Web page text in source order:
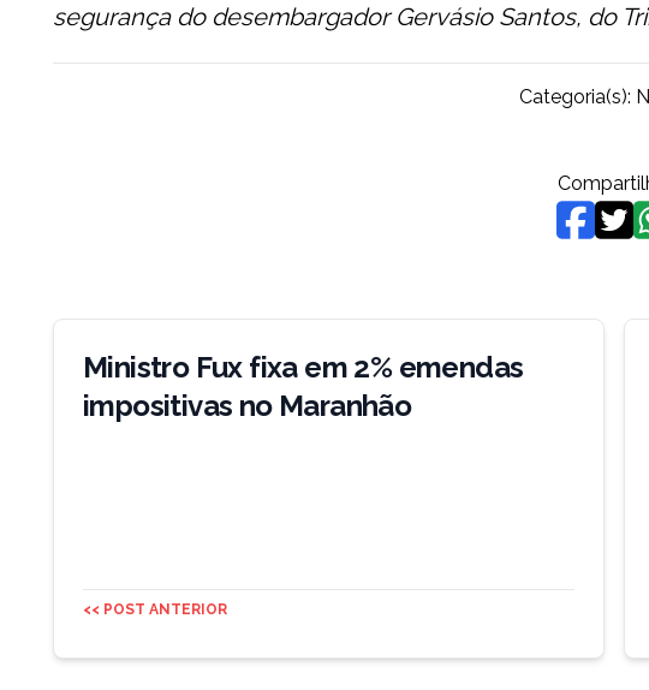
segurança do desembargador Gervásio Santos, do
Categoria(s):
Navegação
Post
Ministro Fux fixa em 2% emendas
impositivas no Maranhão
<< POST ANTERIOR